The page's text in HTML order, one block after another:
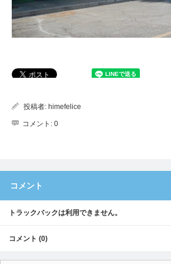
投稿者: himefelice
コメント: 0
コメント
トラックバックは利用できません。
コメント (0)